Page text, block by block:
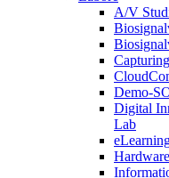
A/V
Demo-
Digital
Lab